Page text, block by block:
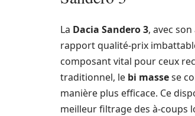
La Dacia Sandero 3, avec
rapport qualité-prix
composant vital pour ceux
traditionnel, le bi massese
manière plus efficace. Ce
meilleur filtrage des à-coups